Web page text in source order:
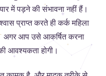
में पड़ने की संभावना नहीं हैं।
प्राप्त करते ही कर्क महिला
अगर आप उसे आकर्षित करना
आवश्यकता होगी।